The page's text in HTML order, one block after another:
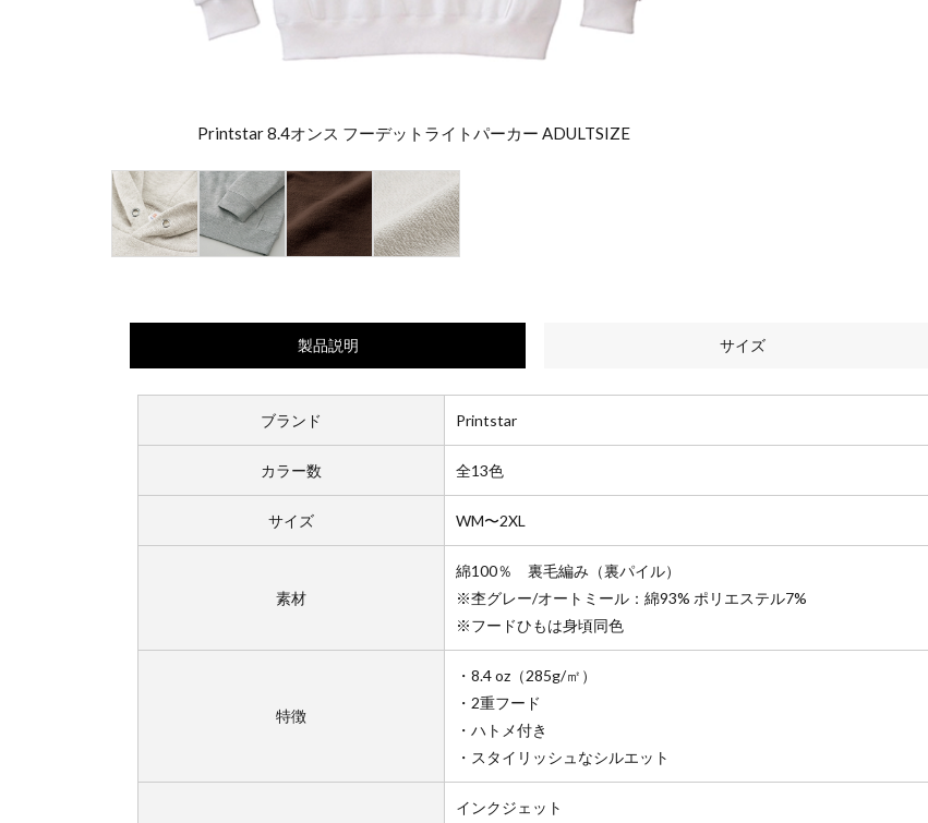
Printstar 8.4オンス フーデットライトパーカー ADULTSIZE
製品説明 サイズ
ブランド Printstar
カラー数 全13色
サイズ WM〜2XL
素材
綿100％ 裏毛編み（裏パイル）
※杢グレー/オートミール：綿93% ポリエステル7%
※フードひもは身頃同色
特徴
・8.4 oz（285g/㎡）
・2重フード
・ハトメ付き
・スタイリッシュなシルエット
インクジェット